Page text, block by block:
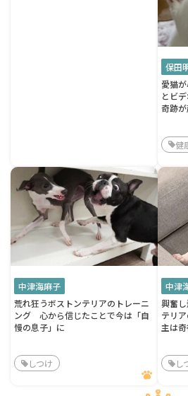
保田
愛猫
とビ
奇跡
健
中津海麻子
荒れ狂うボストンテリアのトレーニ
ング 心から信じたことで今は「自
慢の息子」に
しつけ
中津
興奮
テリ
主は
し